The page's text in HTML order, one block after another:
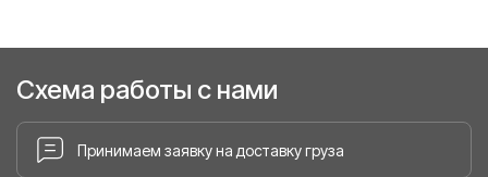
Схема работы с нами
Принимаем заявку на доставку груза